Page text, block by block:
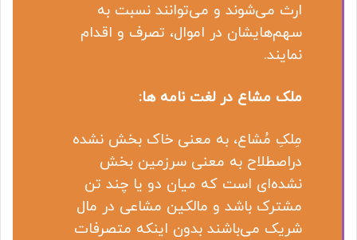
ارث می‌شوند و می‌توانند نسبت به
سهم‌هایشان در اموال، تصرف و اقدام
نمایند.
ملک مشاع در لغت نامه ها:
مِلکِ مُشاع، به معنی خاک بخش نشده
دراصطلاح به معنی سرزمین بخش
نشده‌ای است که میان دو یا چند تن
مشترک باشد و مالکین مشاعی در مال
شریک می‌باشند بدون اینکه متصرفات